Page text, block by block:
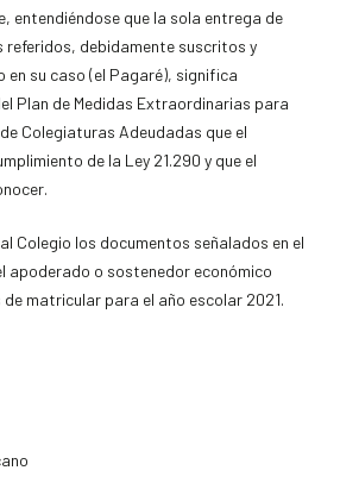
entendiéndose que la sola entrega de
referidos, debidamente suscritos y
su caso (el Pagaré), significa
Plan de Medidas Extraordinarias para
Colegiaturas Adeudadas que el
de la Ley 21.290 y que el
Colegio los documentos señalados en el
apoderado o sostenedor económico
matricular para el año escolar 2021.